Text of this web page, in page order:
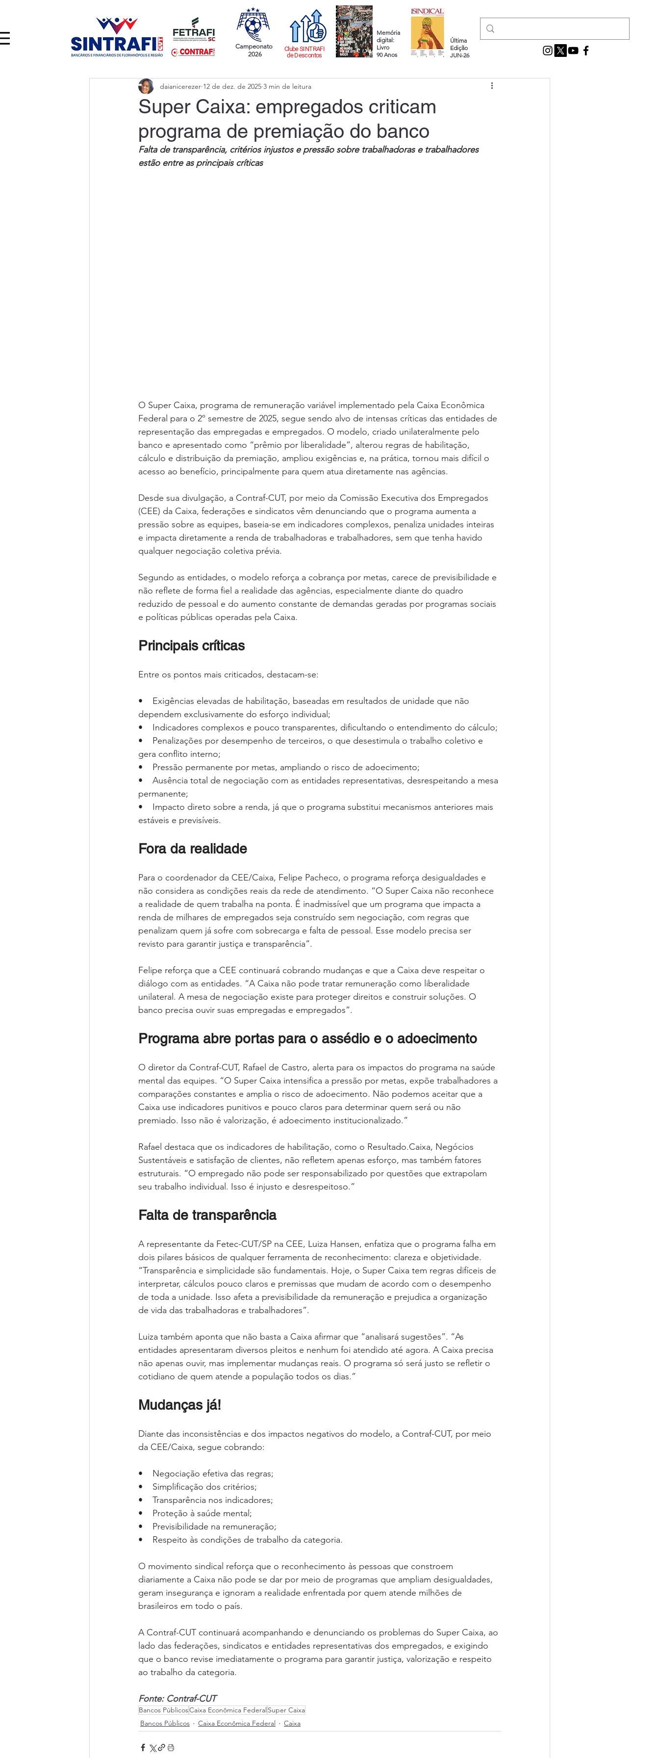
Campeonato
2026
Clube SINTRAFI
de Descontos
Memória
digital:
Livro
90 Anos
Última
Edição
JUN-26
Super Caixa: empregados criticam
programa de premiação do banco
daianicerezer 12 de dez. de 2025 3 min de leitura
Falta de transparência, critérios injustos e pressão sobre trabalhadoras e trabalhadores
estão entre as principais críticas
O Super Caixa, programa de remuneração variável implementado pela Caixa Econômica
Federal para o 2º semestre de 2025, segue sendo alvo de intensas críticas das entidades de
representação das empregadas e empregados. O modelo, criado unilateralmente pelo
banco e apresentado como “prêmio por liberalidade”, alterou regras de habilitação,
cálculo e distribuição da premiação, ampliou exigências e, na prática, tornou mais difícil o
acesso ao benefício, principalmente para quem atua diretamente nas agências.
Desde sua divulgação, a Contraf-CUT, por meio da Comissão Executiva dos Empregados
(CEE) da Caixa, federações e sindicatos vêm denunciando que o programa aumenta a
pressão sobre as equipes, baseia-se em indicadores complexos, penaliza unidades inteiras
e impacta diretamente a renda de trabalhadoras e trabalhadores, sem que tenha havido
qualquer negociação coletiva prévia.
Segundo as entidades, o modelo reforça a cobrança por metas, carece de previsibilidade e
não reflete de forma fiel a realidade das agências, especialmente diante do quadro
reduzido de pessoal e do aumento constante de demandas geradas por programas sociais
e políticas públicas operadas pela Caixa.
Principais críticas
Entre os pontos mais criticados, destacam-se:
•    Exigências elevadas de habilitação, baseadas em resultados de unidade que não
dependem exclusivamente do esforço individual;
•    Indicadores complexos e pouco transparentes, dificultando o entendimento do cálculo;
•    Penalizações por desempenho de terceiros, o que desestimula o trabalho coletivo e
gera conflito interno;
•    Pressão permanente por metas, ampliando o risco de adoecimento;
•    Ausência total de negociação com as entidades representativas, desrespeitando a mesa
permanente;
•    Impacto direto sobre a renda, já que o programa substitui mecanismos anteriores mais
estáveis e previsíveis.
Fora da realidade
Para o coordenador da CEE/Caixa, Felipe Pacheco, o programa reforça desigualdades e
não considera as condições reais da rede de atendimento. “O Super Caixa não reconhece
a realidade de quem trabalha na ponta. É inadmissível que um programa que impacta a
renda de milhares de empregados seja construído sem negociação, com regras que
penalizam quem já sofre com sobrecarga e falta de pessoal. Esse modelo precisa ser
revisto para garantir justiça e transparência”.
Felipe reforça que a CEE continuará cobrando mudanças e que a Caixa deve respeitar o
diálogo com as entidades. “A Caixa não pode tratar remuneração como liberalidade
unilateral. A mesa de negociação existe para proteger direitos e construir soluções. O
banco precisa ouvir suas empregadas e empregados”.
Programa abre portas para o assédio e o adoecimento
O diretor da Contraf-CUT, Rafael de Castro, alerta para os impactos do programa na saúde
mental das equipes. “O Super Caixa intensifica a pressão por metas, expõe trabalhadores a
comparações constantes e amplia o risco de adoecimento. Não podemos aceitar que a
Caixa use indicadores punitivos e pouco claros para determinar quem será ou não
premiado. Isso não é valorização, é adoecimento institucionalizado.”
Rafael destaca que os indicadores de habilitação, como o Resultado.Caixa, Negócios
Sustentáveis e satisfação de clientes, não refletem apenas esforço, mas também fatores
estruturais. “O empregado não pode ser responsabilizado por questões que extrapolam
seu trabalho individual. Isso é injusto e desrespeitoso.”
Falta de transparência
A representante da Fetec-CUT/SP na CEE, Luiza Hansen, enfatiza que o programa falha em
dois pilares básicos de qualquer ferramenta de reconhecimento: clareza e objetividade.
“Transparência e simplicidade são fundamentais. Hoje, o Super Caixa tem regras difíceis de
interpretar, cálculos pouco claros e premissas que mudam de acordo com o desempenho
de toda a unidade. Isso afeta a previsibilidade da remuneração e prejudica a organização
de vida das trabalhadoras e trabalhadores”.
Luiza também aponta que não basta a Caixa afirmar que “analisará sugestões”. “As
entidades apresentaram diversos pleitos e nenhum foi atendido até agora. A Caixa precisa
não apenas ouvir, mas implementar mudanças reais. O programa só será justo se refletir o
cotidiano de quem atende a população todos os dias.”
Mudanças já!
Diante das inconsistências e dos impactos negativos do modelo, a Contraf-CUT, por meio
da CEE/Caixa, segue cobrando:
•    Negociação efetiva das regras;
•    Simplificação dos critérios;
•    Transparência nos indicadores;
•    Proteção à saúde mental;
•    Previsibilidade na remuneração;
•    Respeito às condições de trabalho da categoria.
O movimento sindical reforça que o reconhecimento às pessoas que constroem
diariamente a Caixa não pode se dar por meio de programas que ampliam desigualdades,
geram insegurança e ignoram a realidade enfrentada por quem atende milhões de
brasileiros em todo o país.
A Contraf-CUT continuará acompanhando e denunciando os problemas do Super Caixa, ao
lado das federações, sindicatos e entidades representativas dos empregados, e exigindo
que o banco revise imediatamente o programa para garantir justiça, valorização e respeito
ao trabalho da categoria.
Fonte: Contraf-CUT
Bancos PúblicosCaixa Econômica Federal Super Caixa
Bancos Públicos
Caixa Econômica Federal Caixa